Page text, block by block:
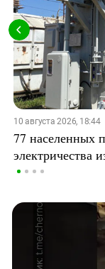
10 августа 2026, 18:44
77 населенных
электричества